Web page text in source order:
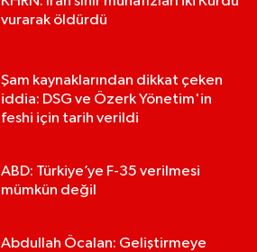
vurarak öldürdü
Şam kaynaklarından dikkat çeken
iddia: DSG ve Özerk Yönetim'in
feshi için tarih verildi
ABD: Türkiye’ye F-35 verilmesi
mümkün değil
Abdullah Öcalan: Geliştirmeye